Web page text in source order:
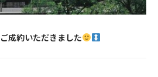
成約いただきました